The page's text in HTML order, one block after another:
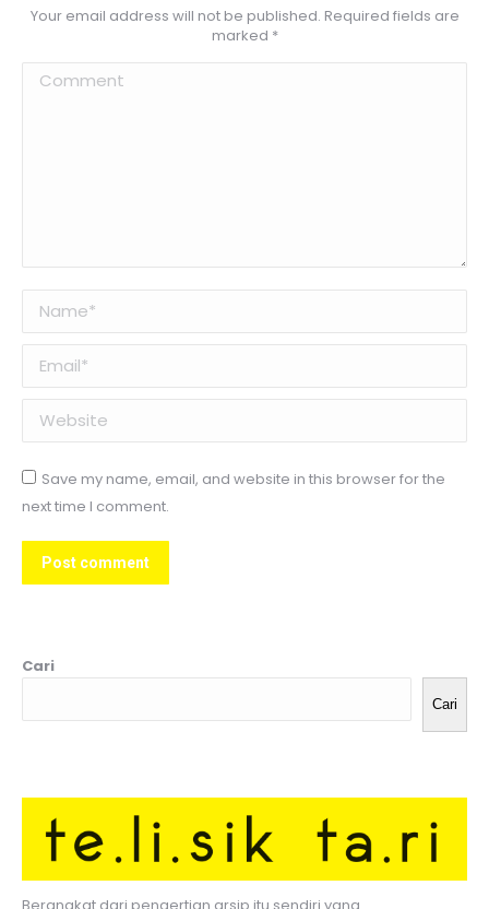
Your email address will not be published. Required fields are
marked *
Comment
Name *
Email *
Website
Save my name, email, and website in this browser for the
next time I comment.
Post comment
Cari
Cari